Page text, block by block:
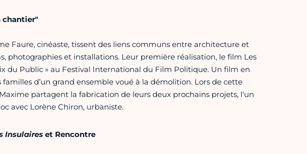
chantier"
Faure, cinéaste, tissent des liens communs entre architecture et
photographies et installations. Leur première réalisation, le film Les
du Public » au Festival International du Film Politique. Un film en
d’un grand ensemble voué à la démolition. Lors de cette
partagent la fabrication de leurs deux prochains projets, l'un
avec Lorène Chiron, urbaniste.
Insulaireset Rencontre